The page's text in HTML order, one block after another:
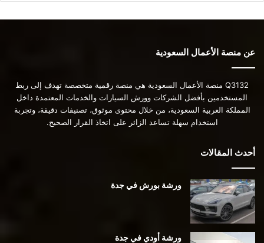
عن منصة الأعمال السعودية
Q3132 منصة الأعمال السعودية هي منصة رقمية متخصصة تهدف إلى ربط
المستخدمين بأفضل الشركات وورش السيارات والخدمات المعتمدة داخل
المملكة العربية السعودية، من خلال محتوى موثوق، تصنيفات دقيقة، وتجربة
استخدام سهلة تساعد الزائر على اتخاذ القرار الصحيح.
أحدث المقالات
ورشة بورش في جدة
ورشة أودي في جدة